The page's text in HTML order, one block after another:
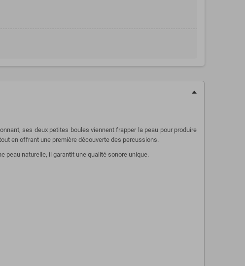
ses deux petites boules viennent frapper la peau pour produire
en offrant une première découverte des percussions.
peau naturelle, il garantit une qualité sonore unique.